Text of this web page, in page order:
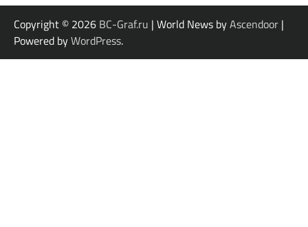
Copyright © 2026 BC-Graf.ru | World News byAscendoor |
Powered byWordPress.